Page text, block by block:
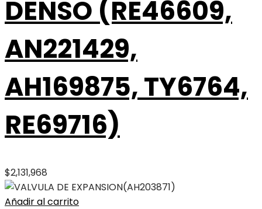
DENSO (RE46609,
AN221429,
AH169875, TY6764,
RE69716)
$2,131,968
Añadir al carrito